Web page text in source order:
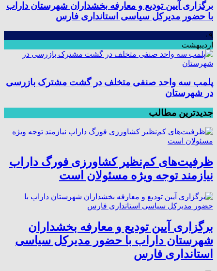
برگزاری آیین تودیع و معارفه بخشداران شهرستان داراب
با حضور مدیرکل سیاسی استانداری فارس
۰۹
اردیبهشت
پلمب سه واحد صنفی متخلف در گشت مشترک بازرسی
در شهرستان
جدیدترین مطالب
ظرفیت‌های کم‌نظیر کشاورزی فورگ داراب
نیازمند توجه ویژه مسئولان است
برگزاری آیین تودیع و معارفه بخشداران
شهرستان داراب با حضور مدیرکل سیاسی
استانداری فارس